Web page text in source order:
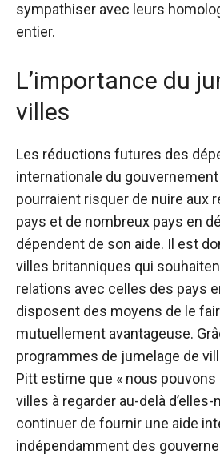
sympathiser avec leurs
entier.
L’importance du
villes
Les réductions futures des
internationale du
pourraient risquer de nuire aux
pays et de nombreux pays en
dépendent de son aide. Il est
villes britanniques qui
relations avec celles des pays
disposent des moyens de le
mutuellement avantageuse.
programmes de jumelage de
Pitt estime que « nous
villes à regarder au-delà d’elles-
continuer de fournir une aide
indépendamment des